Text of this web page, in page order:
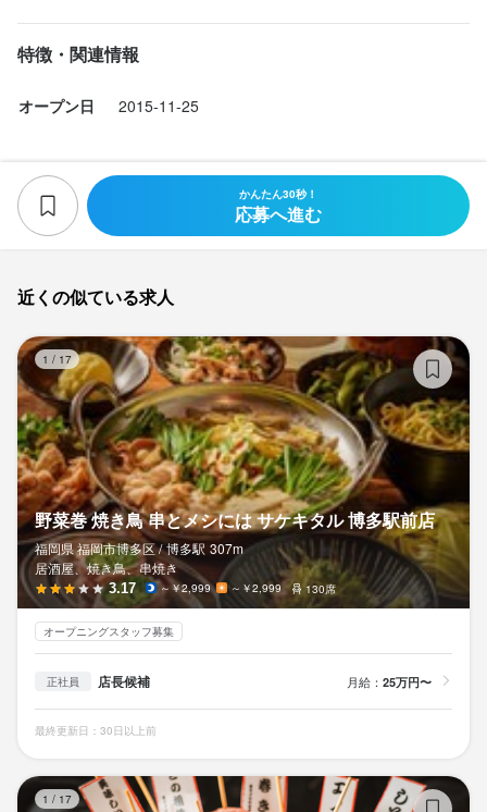
特徴・関連情報
オープン日 2015-11-25
かんたん30秒！
応募へ進む
近くの似ている求人
1 / 17
野菜巻 焼き鳥 串とメシには サケキタル 博多駅前店
福岡県 福岡市博多区 / 博多駅 307m
居酒屋、焼き鳥、串焼き
3.17 ～￥2,999 ～￥2,999 130席
オープニングスタッフ募集
正社員 店長候補 月給： 25万円〜
最終更新日：30日以上前
1 / 17